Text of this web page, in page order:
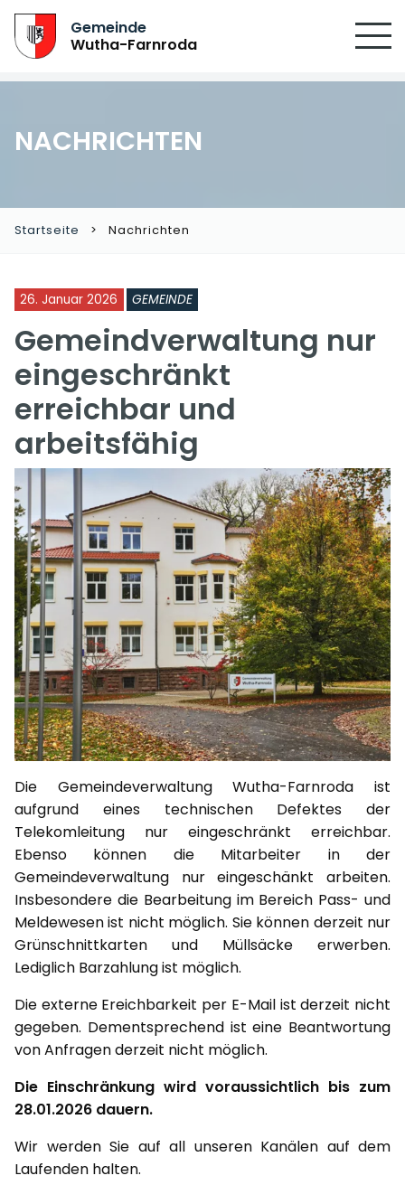
Gemeinde
Wutha-Farnroda
NACHRICHTEN
Startseite Nachrichten
26. Januar 2026 GEMEINDE
Gemeindverwaltung nur
eingeschränkt
erreichbar und
arbeitsfähig
Die Gemeindeverwaltung Wutha-Farnroda ist
aufgrund eines technischen Defektes der
Telekomleitung nur eingeschränkt erreichbar.
Ebenso können die Mitarbeiter in der
Gemeindeverwaltung nur eingeschänkt arbeiten.
Insbesondere die Bearbeitung im Bereich Pass- und
Meldewesen ist nicht möglich. Sie können derzeit nur
Grünschnittkarten und Müllsäcke erwerben.
Lediglich Barzahlung ist möglich.
Die externe Ereichbarkeit per E-Mail ist derzeit nicht
gegeben. Dementsprechend ist eine Beantwortung
von Anfragen derzeit nicht möglich.
Die Einschränkung wird voraussichtlich bis zum
28.01.2026 dauern.
Wir werden Sie auf all unseren Kanälen auf dem
Laufenden halten.